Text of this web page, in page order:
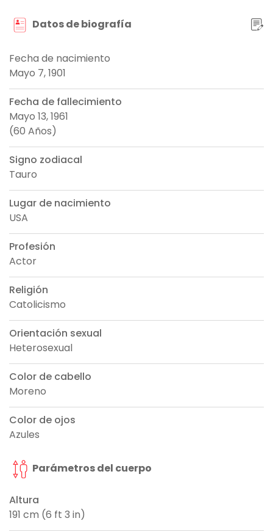
Datos de biografía
Fecha de nacimiento
Mayo 7, 1901
Fecha de fallecimiento
Mayo 13, 1961
(60 Años)
Signo zodiacal
Tauro
Lugar de nacimiento
USA
Profesión
Actor
Religión
Catolicismo
Orientación sexual
Heterosexual
Color de cabello
Moreno
Color de ojos
Azules
Parámetros del cuerpo
Altura
191 cm (6 ft 3 in)